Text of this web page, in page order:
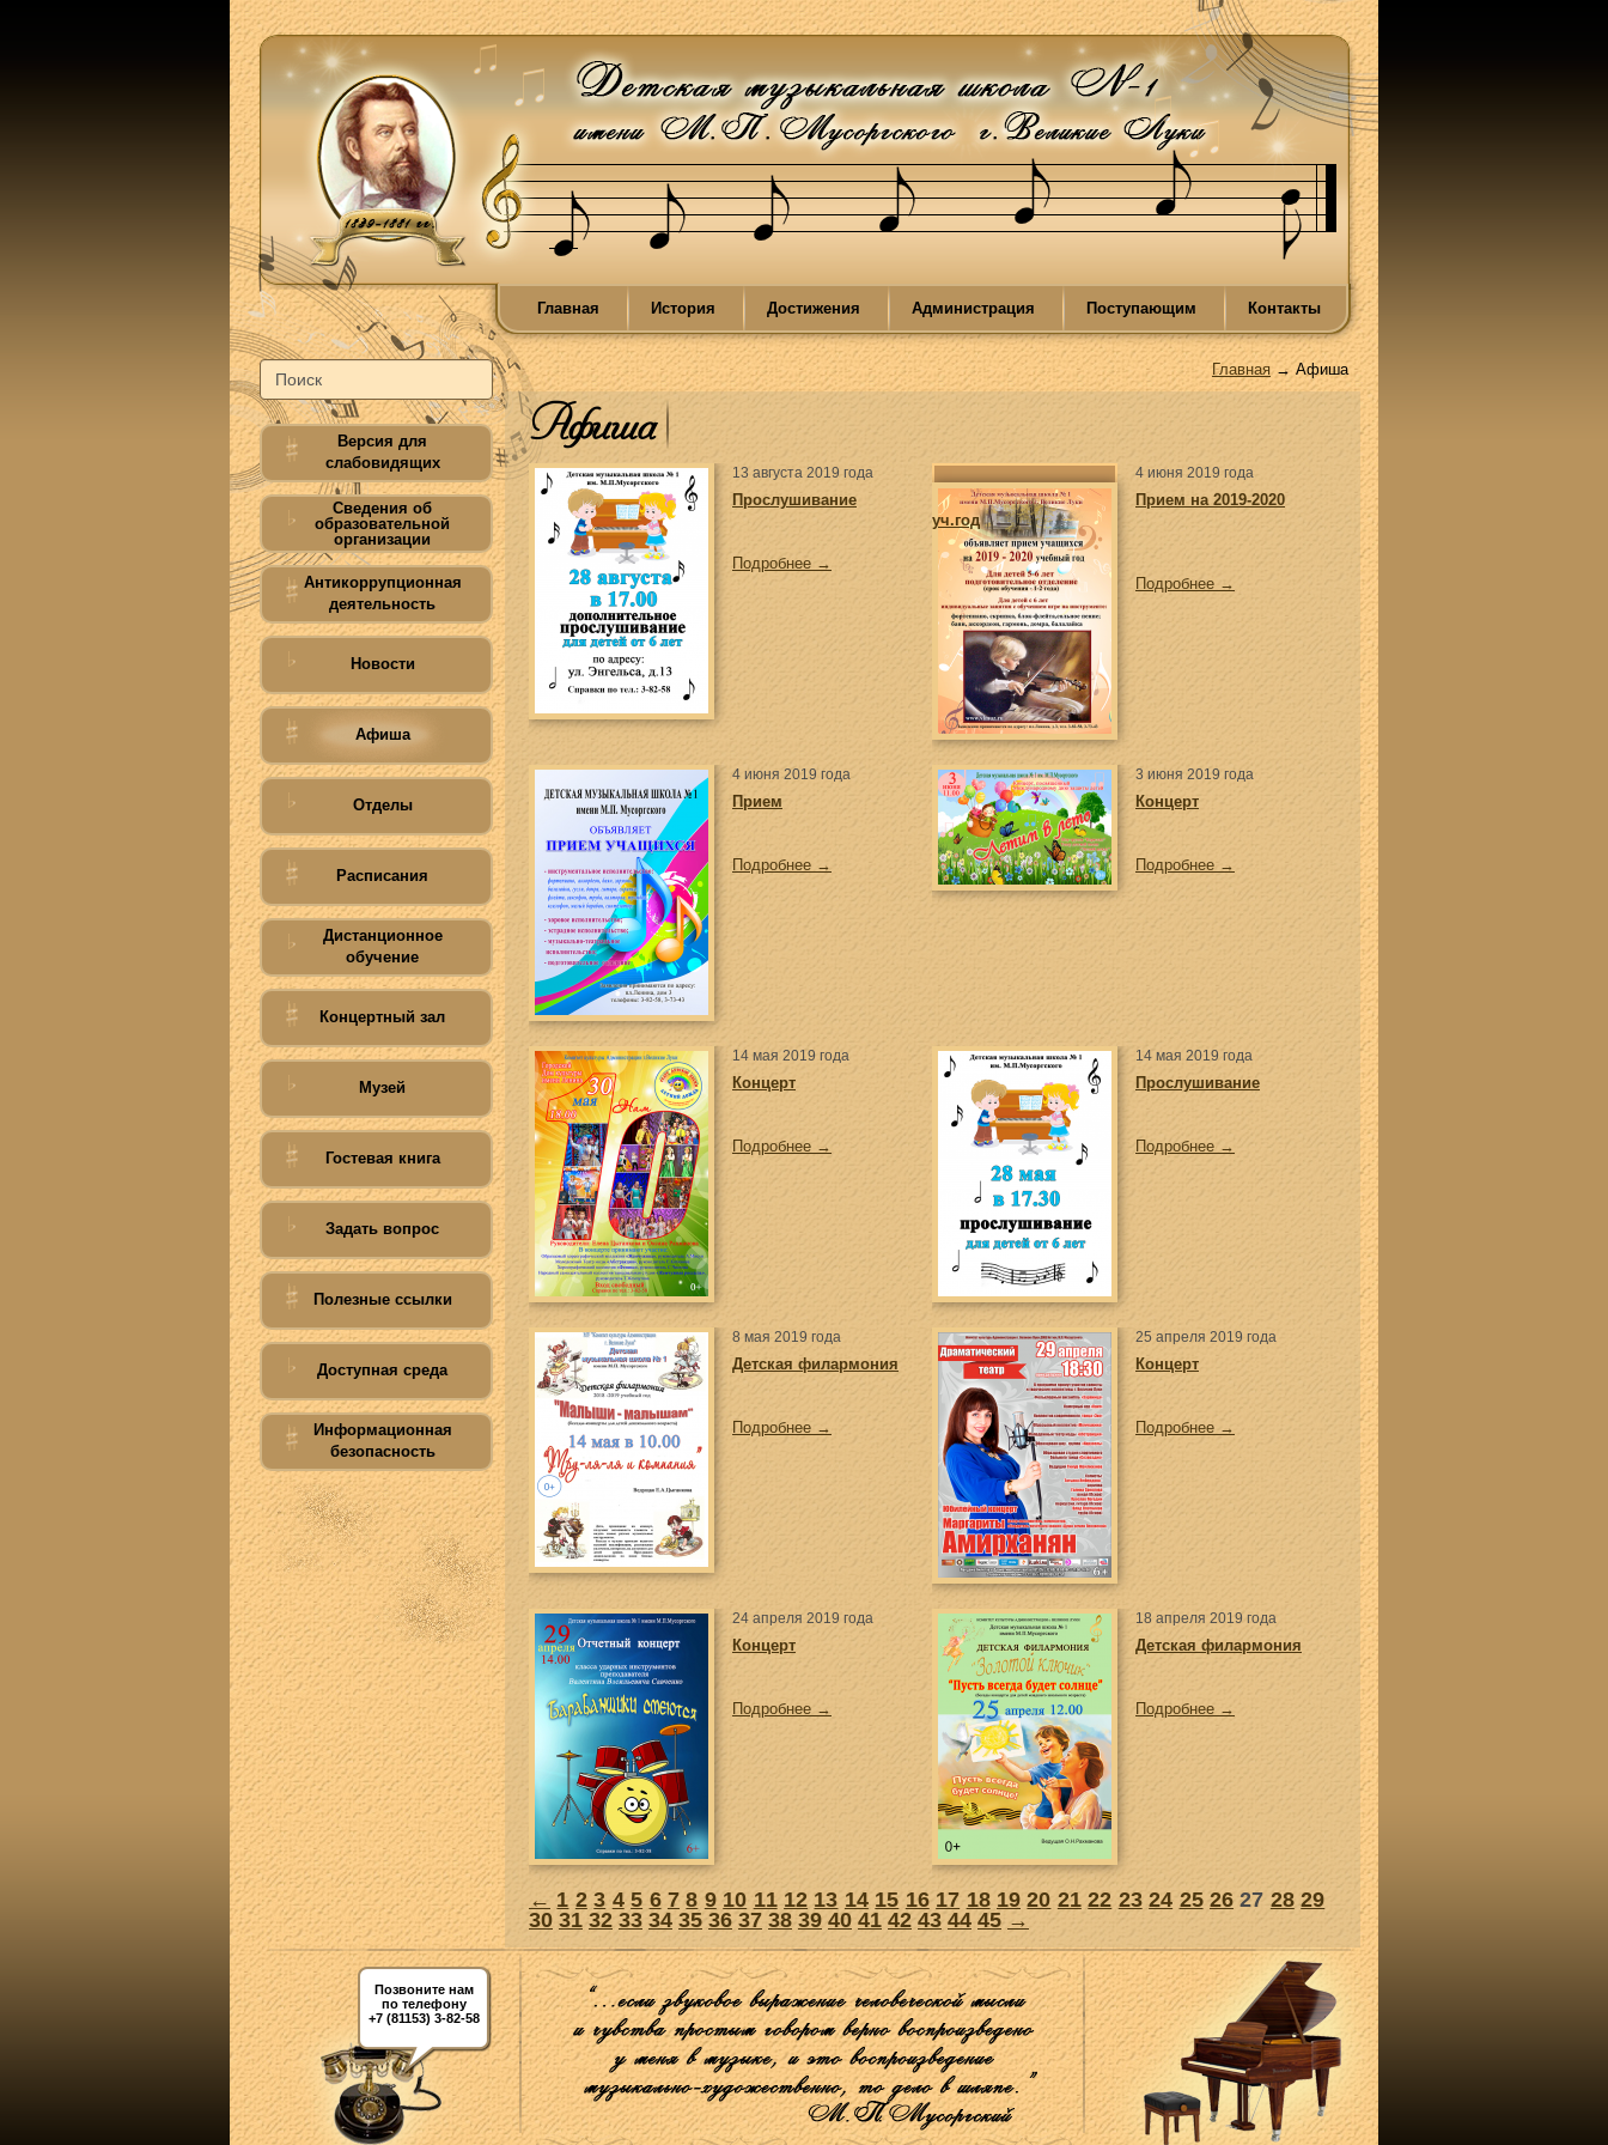
Главная История Достижения Администрация Поступающим Контакты
Версия для
слабовидящих
Сведения об
образовательной
организации
Антикоррупционная
деятельность
Новости
Афиша
Отделы
Расписания
Дистанционное
обучение
Концертный зал
Музей
Гостевая книга
Задать вопрос
Полезные ссылки
Доступная среда
Информационная
безопасность
Главная → Афиша
Афиша
13 августа 2019 года
Прослушивание
Подробнее →
4 июня 2019 года
Прием на 2019-2020
уч.год
Подробнее →
4 июня 2019 года
Прием
Подробнее →
3 июня 2019 года
Концерт
Подробнее →
14 мая 2019 года
Концерт
Подробнее →
14 мая 2019 года
Прослушивание
Подробнее →
8 мая 2019 года
Детская филармония
Подробнее →
25 апреля 2019 года
Концерт
Подробнее →
24 апреля 2019 года
Концерт
Подробнее →
18 апреля 2019 года
Детская филармония
Подробнее →
← 1 2 3 4 5 6 7 8 9 10 11 12 13 14 15 16 17 18 19 20 21 22 23 24 25 26 27 28 29
30 31 32 33 34 35 36 37 38 39 40 41 42 43 44 45 →
Позвоните нам
по телефону
+7 (81153) 3-82-58